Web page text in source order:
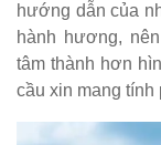
hướng dẫn của
hành hương,
tâm thành hơn
cầu xin mang tính